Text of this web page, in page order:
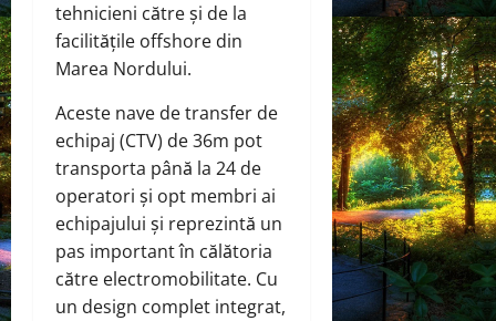
tehnicieni către și de la
facilitățile offshore din
Marea Nordului.
Aceste nave de transfer de
echipaj (CTV) de 36m pot
transporta până la 24 de
operatori și opt membri ai
echipajului și reprezintă un
pas important în călătoria
către electromobilitate. Cu
un design complet integrat,